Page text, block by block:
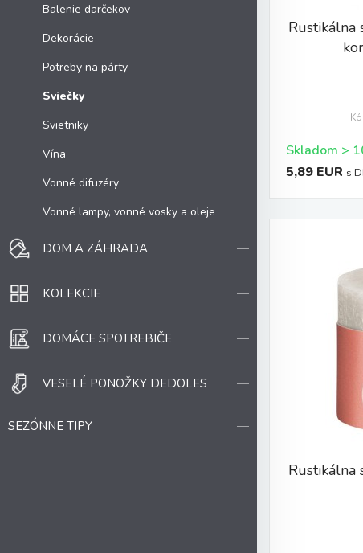
Balenie darčekov
Dekorácie
Potreby na párty
Sviečky
Svietniky
Vína
Vonné difuzéry
Vonné lampy, vonné vosky a oleje
DOM A ZÁHRADA
KOLEKCIE
DOMÁCE SPOTREBIČE
VESELÉ PONOŽKY DEDOLES
SEZÓNNE TIPY
Rustikálna
5,89 EUR s
Rustikálna